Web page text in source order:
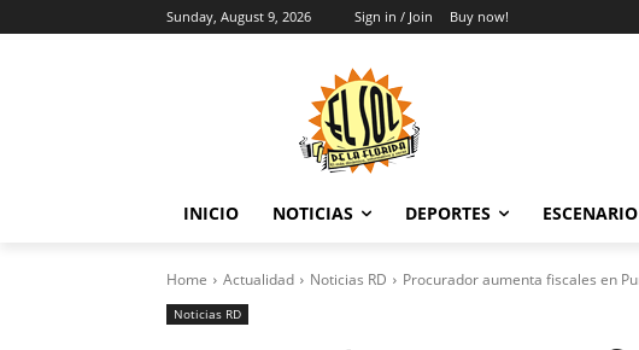
Sunday, August 9, 2026 Sign in / Join Buy now!
INICIO NOTICIAS DEPORTES ESCENARIO
Home Actualidad Noticias RD Procurador aumenta fiscales en
Noticias RD